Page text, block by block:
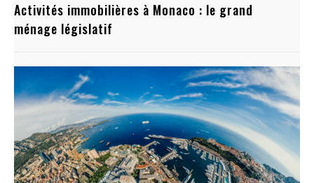
Activités immobilières à Monaco : le grand
ménage législatif